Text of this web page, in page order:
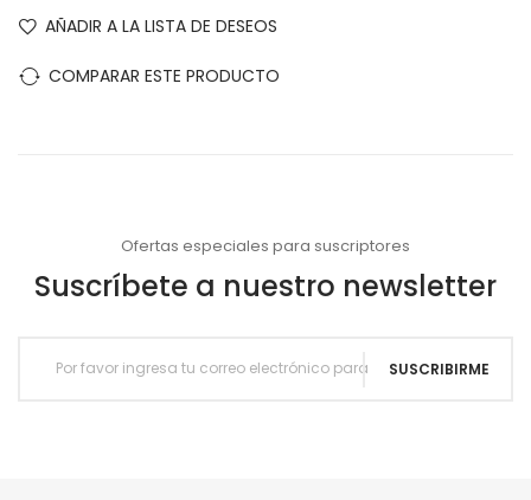
AÑADIR A LA LISTA DE DESEOS
COMPARAR ESTE PRODUCTO
Ofertas especiales para suscriptores
Suscríbete a nuestro newsletter
SUSCRIBIRME